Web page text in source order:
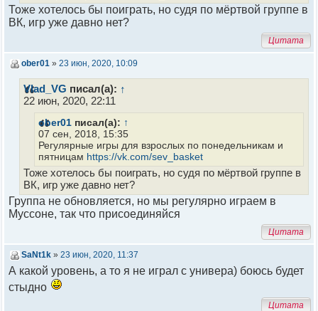
Тоже хотелось бы поиграть, но судя по мёртвой группе в
ВК, игр уже давно нет?
Цитата
ober01 » 23 июн, 2020, 10:09
Vlad_VG писал(а): ↑
22 июн, 2020, 22:11
ober01 писал(а): ↑
07 сен, 2018, 15:35
Регулярные игры для взрослых по понедельникам и
пятницам https://vk.com/sev_basket
Тоже хотелось бы поиграть, но судя по мёртвой группе в
ВК, игр уже давно нет?
Группа не обновляется, но мы регулярно играем в
Муссоне, так что присоединяйся
Цитата
SaNt1k » 23 июн, 2020, 11:37
А какой уровень, а то я не играл с универа) боюсь будет
стыдно
Цитата